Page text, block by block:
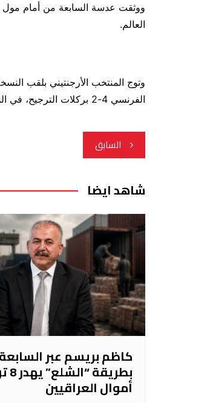
ووثقت عدسة السابعة من أمام مول
العالم.
الفرنسي 4-2 بركلات الترجيح، في المباراة النهائية، التي جمعتهما اليوم السبت، بقطر.
تصفّح
المقالات
السابق
شاهد ايضا
كاظم بريسم عبر
أموال العراقيين